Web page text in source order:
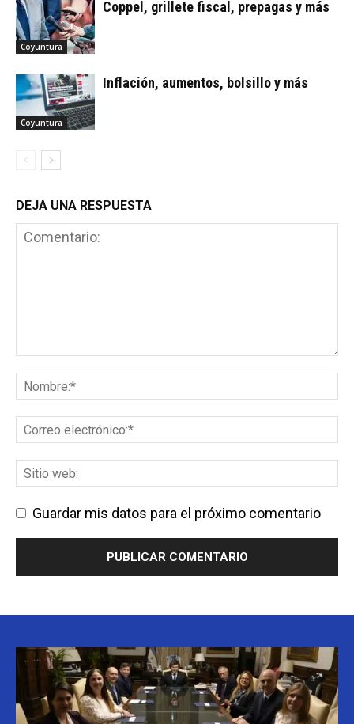
Coyuntura
Coppel, grillete fiscal, prepagas y más
Coyuntura
Inflación, aumentos, bolsillo y más
DEJA UNA RESPUESTA
Guardar mis datos para el próximo comentario